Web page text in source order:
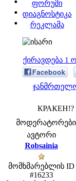
ფორუმი
დიაგნოსტიკა
რეკლამა
ქირავდება 1
Facebook
КРАКЕН!?
მოდერატორები:
ავტორი
Robsainia
მომხმარებლის ID
#16233